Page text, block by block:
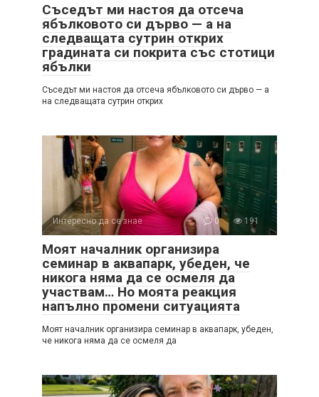
Съседът ми настоя да отсеча
ябълковото си дърво — а на
следващата сутрин открих
градината си покрита със стотици
ябълки
Съседът ми настоя да отсеча ябълковото си дърво — а
на следващата сутрин открих
Интересно да се знае 0 191
Моят началник организира
семинар в аквапарк, убеден, че
никога няма да се осмеля да
участвам… Но моята реакция
напълно промени ситуацията
Моят началник организира семинар в аквапарк, убеден,
че никога няма да се осмеля да